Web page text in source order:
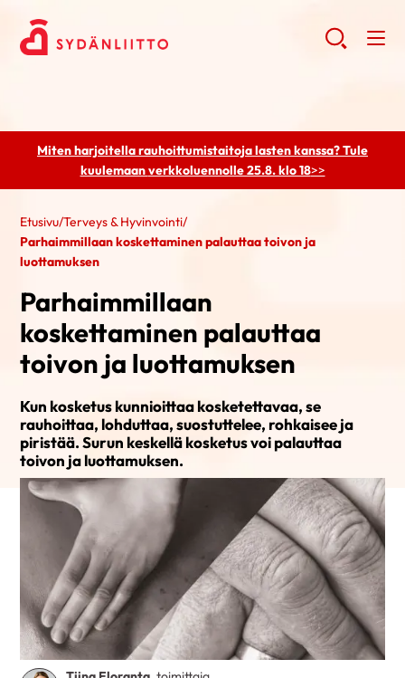
Miten harjoitella rauhoittumistaitoja lasten kanssa? Tule
kuulemaanverkkoluennolle 25.8. klo 18>>
Etusivu/Terveys & Hyvinvointi/
Parhaimmillaan koskettaminen palauttaa toivon ja
luottamuksen
Parhaimmillaan
koskettaminen palauttaa
toivon ja luottamuksen
Kun kosketus kunnioittaa kosketettavaa, se
rauhoittaa, lohduttaa, suostuttelee, rohkaisee ja
piristää. Surun keskellä kosketus voi palauttaa
toivon ja luottamuksen.